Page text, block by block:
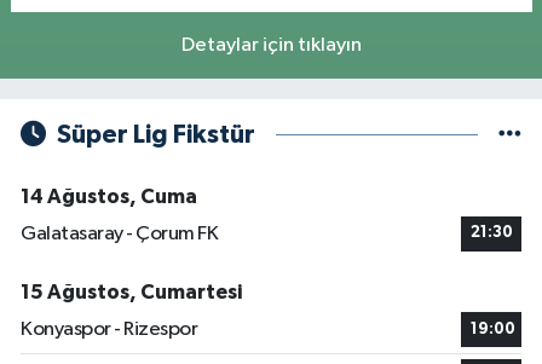
Detaylar için tıklayın
Süper Lig Fikstür
14 Ağustos, Cuma
Galatasaray - Çorum FK
21:30
15 Ağustos, Cumartesi
Konyaspor - Rizespor
19:00